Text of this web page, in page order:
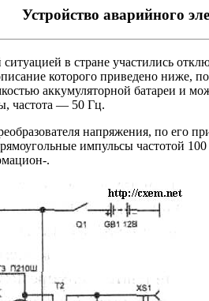
Устройство аварийного
в стране участились
которого приведено ниже,
аккумуляторной батареи и
частота — 50 Гц.
напряжения, по
импульсы частотой
.